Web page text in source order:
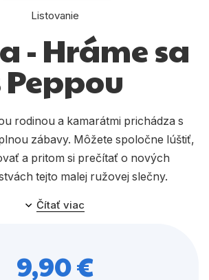
pre deti
štýl
Listovanie
- Hráme sa
Peppou
rodinou a kamarátmi prichádza s
zábavy. Môžete spoločne lúštiť,
a pritom si prečítať o nových
tejto malej ružovej slečny.
Čítať viac
9,90 €